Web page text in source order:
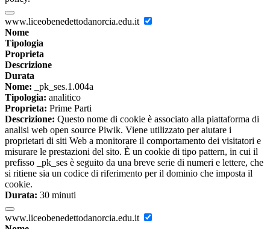
www.liceobenedettodanorcia.edu.it
Nome
Tipologia
Proprieta
Descrizione
Durata
Nome: _pk_ses.1.004a
Tipologia: analitico
Proprieta: Prime Parti
Descrizione: Questo nome di cookie è associato alla piattaforma di
analisi web open source Piwik. Viene utilizzato per aiutare i
proprietari di siti Web a monitorare il comportamento dei visitatori e
misurare le prestazioni del sito. È un cookie di tipo pattern, in cui il
prefisso _pk_ses è seguito da una breve serie di numeri e lettere, che
si ritiene sia un codice di riferimento per il dominio che imposta il
cookie.
Durata: 30 minuti
www.liceobenedettodanorcia.edu.it